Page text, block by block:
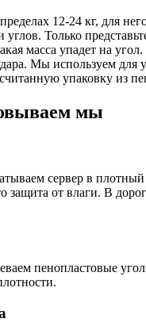
12-24 кг, для
Только
масса упадет на
Мы используем для
упаковку из
мы
сервер в
защита от влаги. В
пенопластовые